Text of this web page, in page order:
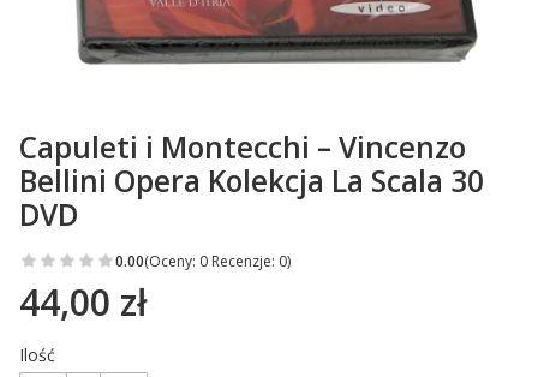
Capuleti i Montecchi – Vincenzo
Bellini Opera Kolekcja La Scala 30
DVD
0.00(Oceny: 0 Recenzje: 0)
Cena
44,00 zł
Ilość